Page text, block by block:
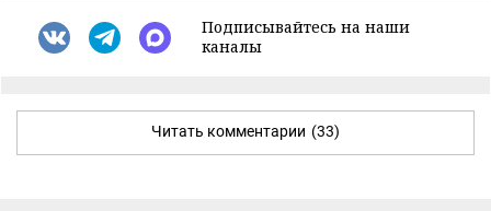
Подписывайтесь на наши
каналы
Читать комментарии (33)